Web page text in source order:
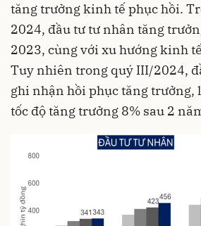
tăng trưởng kinh tế phục hồi.
2024, đầu tư tư nhân tăng
2023, cùng với xu hướng kinh
Tuy nhiên trong quý III/2024,
ghi nhận hồi phục tăng trưởng,
tốc độ tăng trưởng 8% sau 2